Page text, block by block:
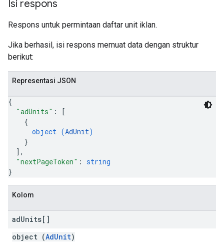
Isi respons
Respons untuk permintaan daftar unit iklan.
Jika berhasil, isi respons memuat data dengan struktur
berikut:
Representasi JSON
{
"adUnits" :
[
{
object (AdUnit)
}
] ,
"nextPageToken" : string
}
Kolom
adUnits[]
object (AdUnit)